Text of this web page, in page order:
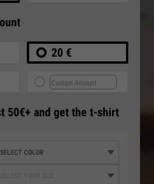
20 €
50€+ and get the t-shirt